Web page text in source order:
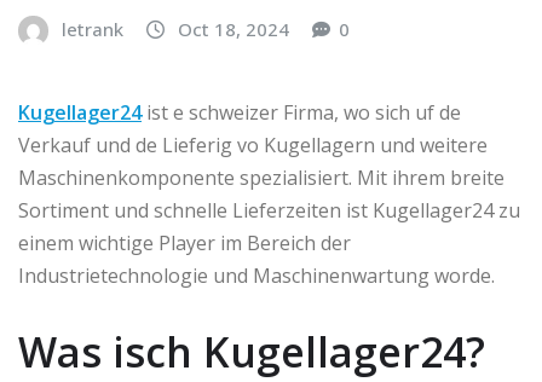
letrank Oct 18, 2024 0
Kugellager24ist e schweizer Firma, wo sich uf de
Verkauf und de Lieferig vo Kugellagern und weitere
Maschinenkomponente spezialisiert. Mit ihrem breite
Sortiment und schnelle Lieferzeiten ist Kugellager24 zu
einem wichtige Player im Bereich der
Industrietechnologie und Maschinenwartung worde.
Was isch Kugellager24?